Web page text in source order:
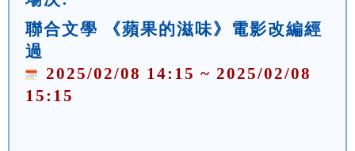
聯合文學 《蘋果的滋味》電影改編經
過
2025/02/08 14:15 ~ 2025/02/08
15:15